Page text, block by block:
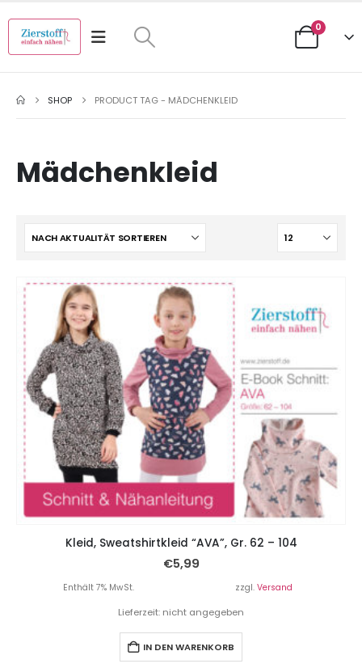
0
SHOP PRODUCT TAG - MÄDCHENKLEID
Mädchenkleid
Kleid, Sweatshirtkleid “AVA”, Gr. 62 – 104
€5,99
Enthält 7% MwSt. zzgl. Versand
Lieferzeit: nicht angegeben
IN DEN WARENKORB